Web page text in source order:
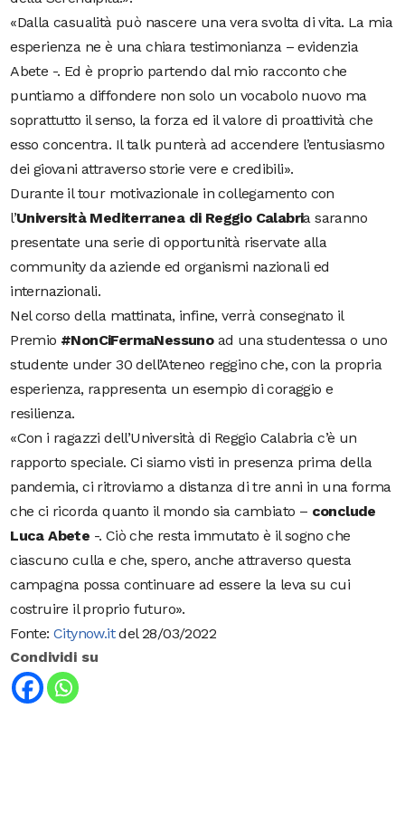
«Dalla casualità può nascere una vera svolta di vita. La mia
esperienza ne è una chiara testimonianza – evidenzia
Abete -. Ed è proprio partendo dal mio racconto che
puntiamo a diffondere non solo un vocabolo nuovo ma
soprattutto il senso, la forza ed il valore di proattività che
esso concentra. Il talk punterà ad accendere l’entusiasmo
dei giovani attraverso storie vere e credibili».
Durante il tour motivazionale in collegamento con
l’Università Mediterranea di Reggio Calabria saranno
presentate una serie di opportunità riservate alla
community da aziende ed organismi nazionali ed
internazionali.
Nel corso della mattinata, infine, verrà consegnato il
Premio #NonCiFermaNessunoad una studentessa o uno
studente under 30 dell’Ateneo reggino che, con la propria
esperienza, rappresenta un esempio di coraggio e
resilienza.
«Con i ragazzi dell’Università di Reggio Calabria c’è un
rapporto speciale. Ci siamo visti in presenza prima della
pandemia, ci ritroviamo a distanza di tre anni in una forma
che ci ricorda quanto il mondo sia cambiato – conclude
Luca Abete -. Ciò che resta immutato è il sogno che
ciascuno culla e che, spero, anche attraverso questa
campagna possa continuare ad essere la leva su cui
costruire il proprio futuro».
Fonte:Citynow.itdel 28/03/2022
Condividi su